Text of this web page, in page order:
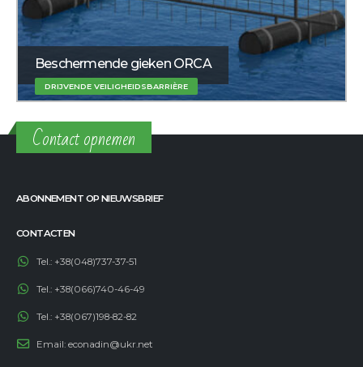
Beschermende gieken ORCA
DRIJVENDE VEILIGHEIDSBARRIÈRE
Contact opnemen
ABONNEMENT OP NIEUWSBRIEF
CONTACTEN
Tel.: +38(048)737-37-51
Tel.: +38(066)740-46-49
Tel.: +38(067)198-82-82
Email: econadin@ukr.net